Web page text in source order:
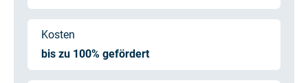
Kosten
bis zu 100% gefördert